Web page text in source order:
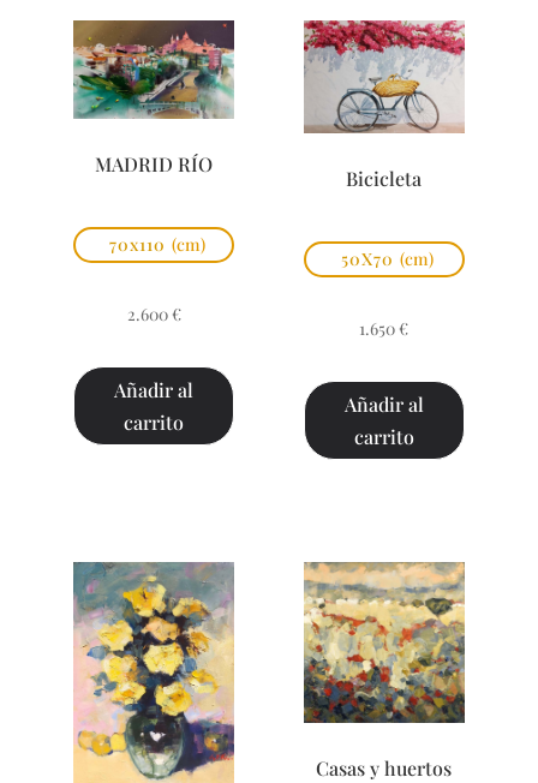
MADRID RÍO
70x110 (cm)
2.600 €
Añadir al
carrito
Bicicleta
50X70 (cm)
1.650 €
Añadir al
carrito
Casas y huertos